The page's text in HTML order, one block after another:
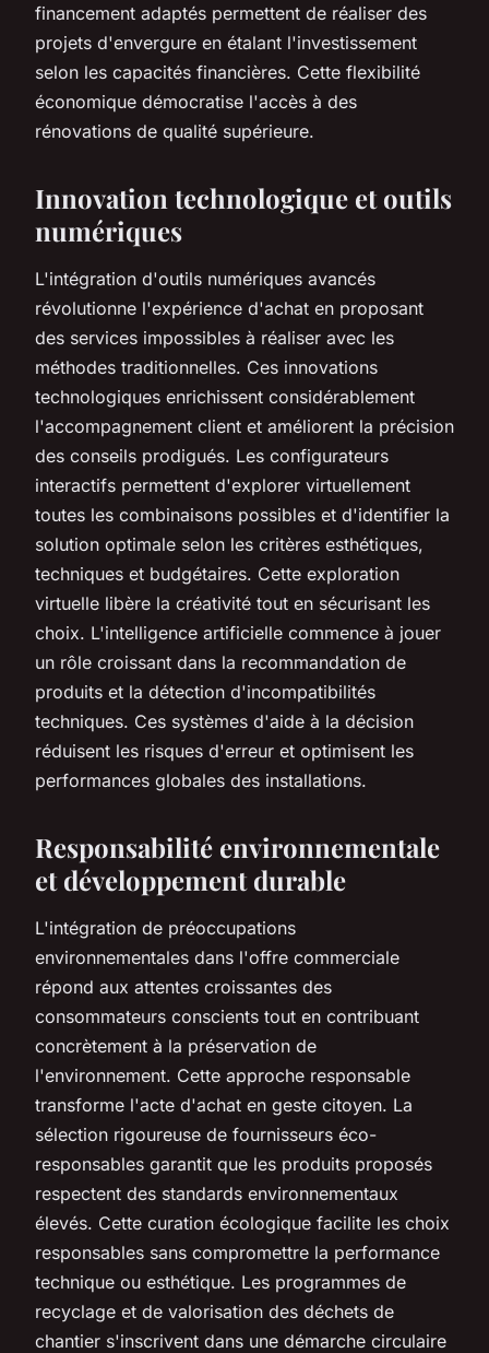
financement adaptés permettent de réaliser des
projets d'envergure en étalant l'investissement
selon les capacités financières. Cette flexibilité
économique démocratise l'accès à des
rénovations de qualité supérieure.
Innovation technologique et outils
numériques
L'intégration d'outils numériques avancés
révolutionne l'expérience d'achat en proposant
des services impossibles à réaliser avec les
méthodes traditionnelles. Ces innovations
technologiques enrichissent considérablement
l'accompagnement client et améliorent la précision
des conseils prodigués. Les configurateurs
interactifs permettent d'explorer virtuellement
toutes les combinaisons possibles et d'identifier la
solution optimale selon les critères esthétiques,
techniques et budgétaires. Cette exploration
virtuelle libère la créativité tout en sécurisant les
choix. L'intelligence artificielle commence à jouer
un rôle croissant dans la recommandation de
produits et la détection d'incompatibilités
techniques. Ces systèmes d'aide à la décision
réduisent les risques d'erreur et optimisent les
performances globales des installations.
Responsabilité environnementale
et développement durable
L'intégration de préoccupations
environnementales dans l'offre commerciale
répond aux attentes croissantes des
consommateurs conscients tout en contribuant
concrètement à la préservation de
l'environnement. Cette approche responsable
transforme l'acte d'achat en geste citoyen. La
sélection rigoureuse de fournisseurs éco-
responsables garantit que les produits proposés
respectent des standards environnementaux
élevés. Cette curation écologique facilite les choix
responsables sans compromettre la performance
technique ou esthétique. Les programmes de
recyclage et de valorisation des déchets de
chantier s'inscrivent dans une démarche circulaire